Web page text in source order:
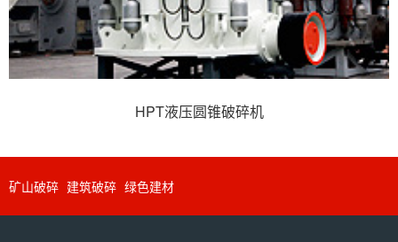
HPT液压圆锥破碎机
矿山破碎 建筑破碎 绿色建材